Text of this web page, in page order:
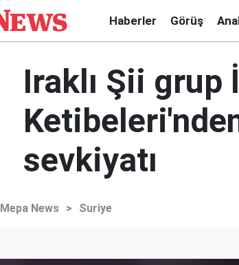
Haberler Görüş
Iraklı Şii grup
sevkiyatı
Mepa News > Suriye